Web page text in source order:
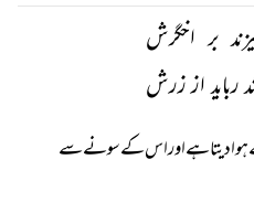
بر اخگرش
رباید از زرش
دیتا ہے اور اس کے سونے سے